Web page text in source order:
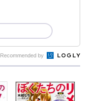
Recommended by